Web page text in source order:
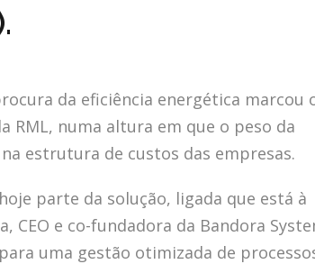
da eficiência energética marcou
RML, numa altura em que o peso da
estrutura de custos das empresas.
parte da solução, ligada que está à
CEO e co-fundadora da Bandora
uma gestão otimizada de